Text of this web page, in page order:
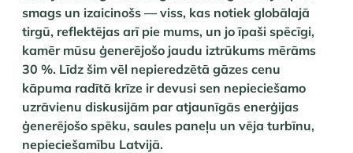
smags un izaicinošs — viss, kas notiek globālajā
tirgū, reflektējas arī pie mums, un jo īpaši spēcīgi,
kamēr mūsu ģenerējošo jaudu iztrūkums mērāms
30 %. Līdz šim vēl nepieredzētā gāzes cenu
kāpuma radītā krīze ir devusi sen nepieciešamo
uzrāvienu diskusijām par atjaunīgās enerģijas
ģenerējošo spēku, saules paneļu un vēja turbīnu,
nepieciešamību Latvijā.